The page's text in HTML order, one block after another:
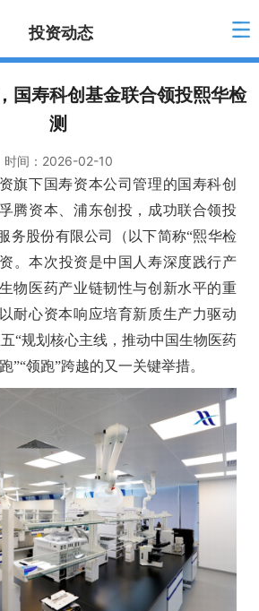
投资动态
国寿科创基金联合领投熙华检
测
时间： 2026-02-10
旗下国寿资本公司管理的国寿科创
腾资本、浦东创投，成功联合领投
务股份有限公司（以下简称“熙华检
。本次投资是中国人寿深度践行产
物医药产业链韧性与创新水平的重
耐心资本响应培育新质生产力驱动
“规划核心主线，推动中国生物医药
”“领跑”跨越的又一关键举措。